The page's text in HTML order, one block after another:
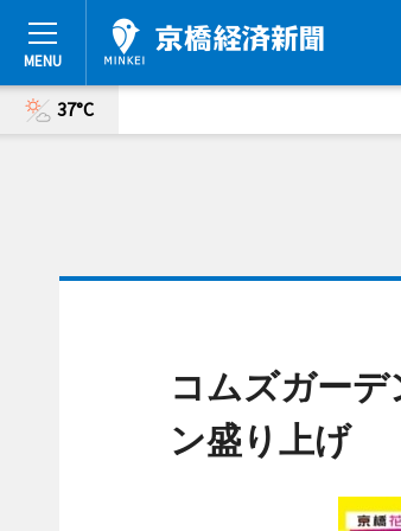
37°C
コムズガー
ン盛り上げ